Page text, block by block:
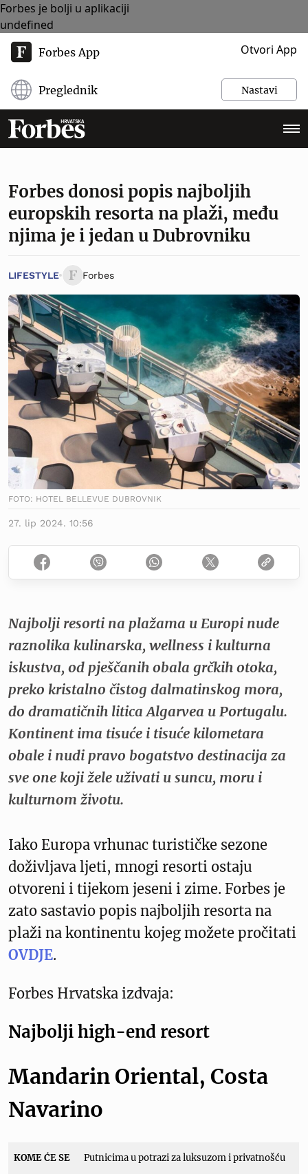
Forbes je bolji u aplikaciji
undefined
Forbes App Otvori App
Preglednik Nastavi
Forbes donosi popis najboljih
europskih resorta na plaži, među
njima je i jedan u Dubrovniku
LIFESTYLE Forbes
FOTO: HOTEL BELLEVUE DUBROVNIK
27. lip 2024. 10:56
Najbolji resorti na plažama u Europi nude
raznolika kulinarska, wellness i kulturna
iskustva, od pješčanih obala grčkih otoka,
preko kristalno čistog dalmatinskog mora,
do dramatičnih litica Algarvea u Portugalu.
Kontinent ima tisuće i tisuće kilometara
obale i nudi pravo bogatstvo destinacija za
sve one koji žele uživati u suncu, moru i
kulturnom životu.
Iako Europa vrhunac turističke sezone
doživljava ljeti, mnogi resorti ostaju
otvoreni i tijekom jeseni i zime. Forbes je
zato sastavio popis najboljih resorta na
plaži na kontinentu kojeg možete pročitati
OVDJE.
Forbes Hrvatska izdvaja:
Najbolji high-end resort
Mandarin Oriental, Costa
Navarino
KOME ĆE SE
Putnicima u potrazi za luksuzom i privatnošću